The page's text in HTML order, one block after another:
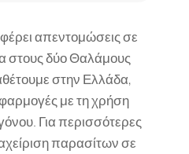
απεντομώσεις σε
στους δύο Θαλάμους
στην Ελλάδα,
με τη χρήση
Για περισσότερες
παρασίτων σε